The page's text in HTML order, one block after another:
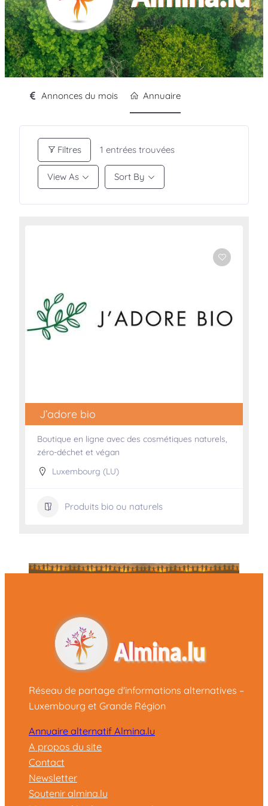
Annonces du mois Annuaire
Filtres 1 entrées trouvées
View As Sort By
J’adore bio
Boutique en ligne avec des cosmétiques naturels,
zéro-déchet et végan
Luxembourg (LU)
Produits bio ou naturels
Réseau de partage d'informations alternatives –
Luxembourg et Grande Région
Annuaire alternatif Almina.lu
A propos du site
Contact
Newsletter
Soutenir almina.lu